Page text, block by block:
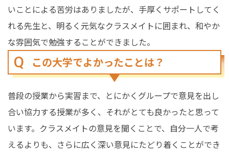
いことによる苦労はありましたが、手厚くサポートしてく
れる先生と、明るく元気なクラスメイトに囲まれ、和やか
な雰囲気で勉強することができました。
この大学でよかったことは？
普段の授業から実習まで、とにかくグループで意見を出し
合い協力する授業が多く、それがとても良かったと思って
います。クラスメイトの意見を聞くことで、自分一人で考
えるよりも、さらに広く深い意見にたどり着くことができ